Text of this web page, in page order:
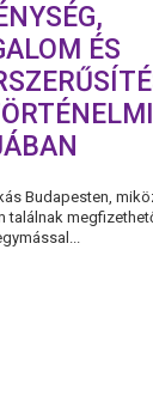
ÉS
Budapesten,
találnak